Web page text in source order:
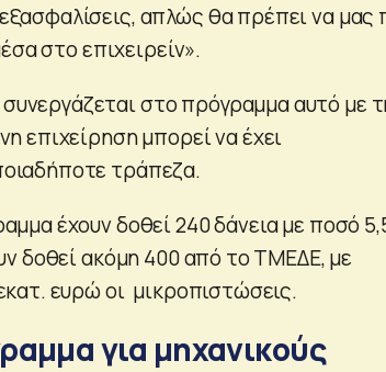
απλώς θα πρέπει να μας
στο επιχειρείν».
στο πρόγραμμα αυτό με
επιχείρηση μπορεί να έχει
τράπεζα.
έχουν δοθεί 240 δάνεια με ποσό
δοθεί ακόμη 400 από το ΤΜΕΔΕ, με
ευρώ οι μικροπιστώσεις.
για μηχανικούς